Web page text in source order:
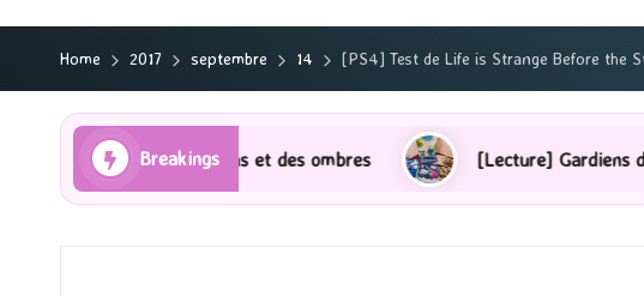
Home 2017 septembre 14 [PS4] Test de Life is Strange Before the
Breakings[Lecture] Gardiens des cités perdues : Le roman